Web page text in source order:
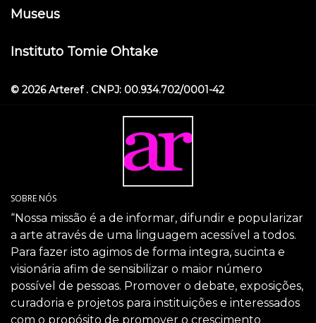
Museus
Instituto Tomie Ohtake
© 2026 Arteref . CNPJ: 00.934.702/0001-42
SOBRE NÓS
“Nossa missão é a de informar, difundir e popularizar
a arte através de uma linguagem acessível a todos.
Para fazer isto agimos de forma integra, sucinta e
visionária afim de sensibilizar o maior número
possível de pessoas. Promover o debate, exposições,
curadoria e projetos para instituições e interessados
com o propósito de promover o crescimento